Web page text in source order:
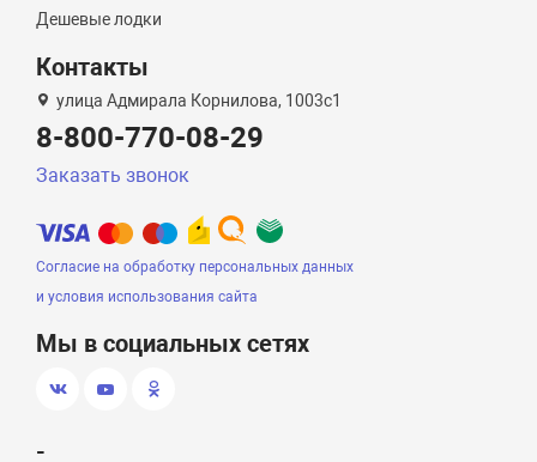
Дешевые лодки
Контакты
улица Адмирала Корнилова, 1003с1
8-800-770-08-29
Заказать звонок
Согласие на обработку персональных данных
и условия использования сайта
Мы в социальных сетях
-